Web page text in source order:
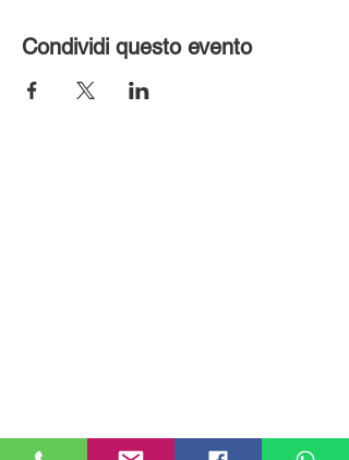
Condividi questo evento